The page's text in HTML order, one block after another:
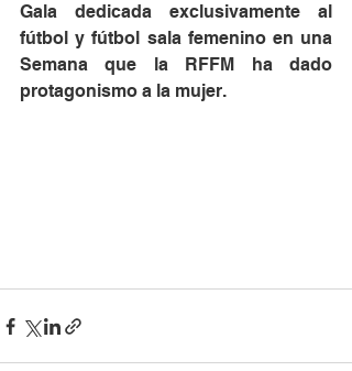
Gala dedicada exclusivamente al
fútbol y fútbol sala femenino en una
Semana que la RFFM ha dado
protagonismo a la mujer.